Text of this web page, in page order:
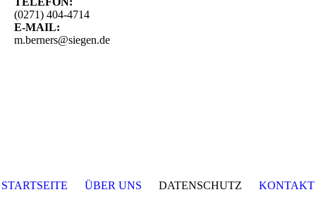
(0271) 404-4714
E-MAIL:
m.berners@siegen.de
STARTSEITE ÜBER UNS DATENSCHUTZ KONTAKT